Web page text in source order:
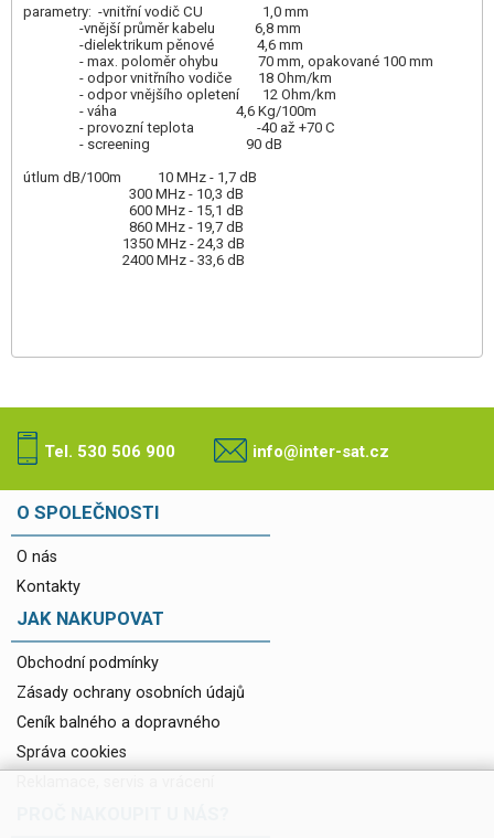
parametry: -vnitřní vodič CU 1,0 mm
-vnější průměr kabelu 6,8 mm
-dielektrikum pěnové 4,6 mm
- max. poloměr ohybu 70 mm, opakované 100 mm
- odpor vnitřního vodiče 18 Ohm/km
- odpor vnějšího opletení 12 Ohm/km
- váha 4,6 Kg/100m
- provozní teplota -40 až +70 C
- screening 90 dB
útlum dB/100m 10 MHz - 1,7 dB
300 MHz - 10,3 dB
600 MHz - 15,1 dB
860 MHz - 19,7 dB
1350 MHz - 24,3 dB
2400 MHz - 33,6 dB
Tel. 530 506 900 info@inter-sat.cz
O SPOLEČNOSTI
O nás
Kontakty
JAK NAKUPOVAT
Obchodní podmínky
Zásady ochrany osobních údajů
Ceník balného a dopravného
Správa cookies